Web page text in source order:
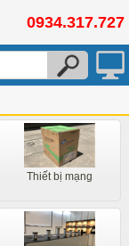
0934.317.727
Thiết bị mạng